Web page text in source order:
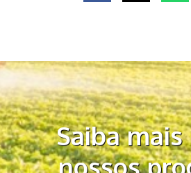
Saiba mais
nossos